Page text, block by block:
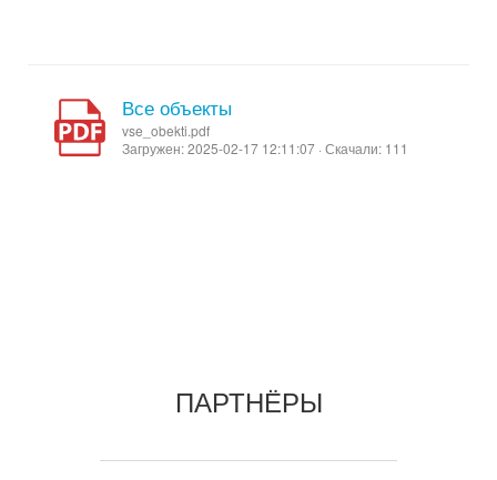
Все объекты
vse_obekti.pdf
Загружен: 2025-02-17 12:11:07 · Скачали: 111
ПАРТНЁРЫ